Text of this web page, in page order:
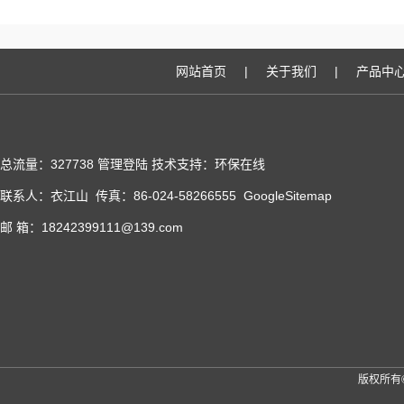
网站首页 | 关于我们 | 产品中
总流量：327738 管理登陆 技术支持： 环保在线
联系人：衣江山 传真：86-024-58266555 GoogleSitemap
邮 箱：18242399111@139.com
版权所